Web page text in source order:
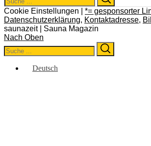
for:
Cookie Einstellungen | *= gesponsorter
Datenschutzerklärung, Kontaktadresse,
saunazeit | Sauna Magazin
Nach Oben
Search
for:
Deutsch